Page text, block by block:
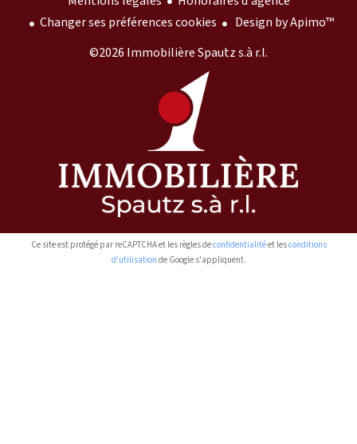
Changer ses préférences cookies
Design byApimo™
©2026 Immobilière Spautz s.à r.l.
Ce site est protégé par reCAPTCHA et les règles deconfidentialitéet lesconditions
d'utilisation de Google s'appliquent.